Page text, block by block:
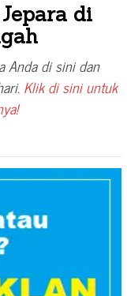
di
Anda di sini dan
Klik di sini untuk